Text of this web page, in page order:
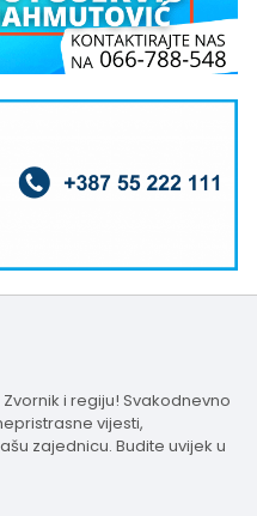
i regiju! Svakodnevno
vijesti,
zajednicu. Budite uvijek u